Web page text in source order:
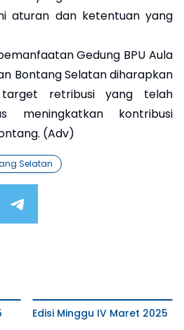
aturan dan ketentuan yang
Gedung BPU Aula
Bontang Selatan diharapkan
retribusi yang telah
meningkatkan kontribusi
(Adv)
Selatan
Edisi Minggu IV Maret 2025